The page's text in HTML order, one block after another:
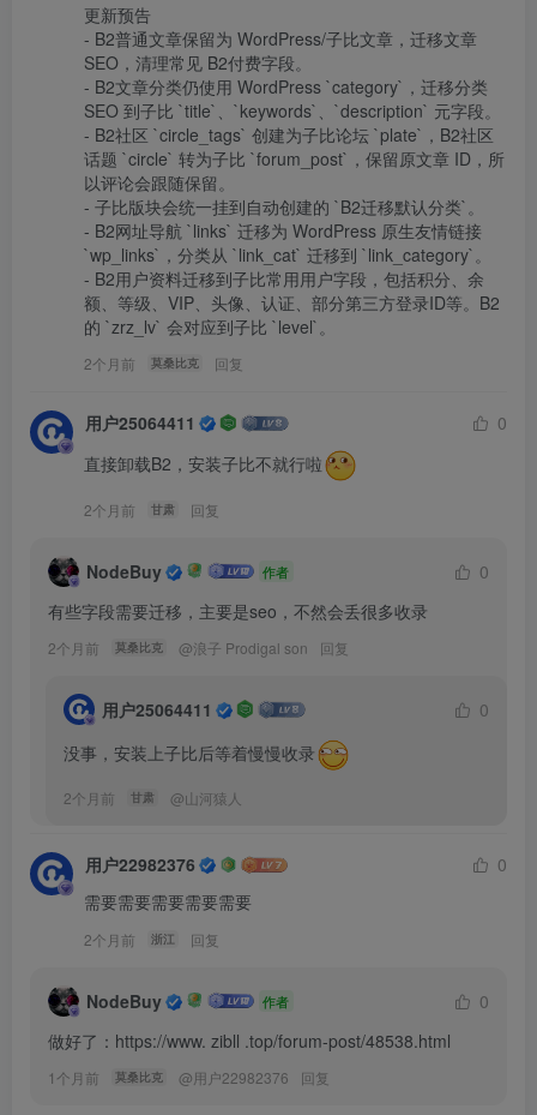
更新预告
- B2普通文章保留为 WordPress/子比文章，迁移文章
SEO，清理常见 B2付费字段。
- B2文章分类仍使用 WordPress `category`，迁移分类
SEO 到子比 `title`、`keywords`、`description` 元字段。
- B2社区 `circle_tags` 创建为子比论坛 `plate`，B2社区
话题 `circle` 转为子比 `forum_post`，保留原文章 ID，所
以评论会跟随保留。
- 子比版块会统一挂到自动创建的 `B2迁移默认分类`。
- B2网址导航 `links` 迁移为 WordPress 原生友情链接
`wp_links`，分类从 `link_cat` 迁移到 `link_category`。
- B2用户资料迁移到子比常用用户字段，包括积分、余
额、等级、VIP、头像、认证、部分第三方登录ID等。B2
的 `zrz_lv` 会对应到子比 `level`。
2个月前 莫桑比克 回复
用户25064411
0
直接卸载B2，安装子比不就行啦
2个月前 甘肃 回复
NodeBuy 作者
0
有些字段需要迁移，主要是seo，不然会丢很多收录
2个月前 莫桑比克 @浪子 Prodigal son 回复
用户25064411
0
没事，安装上子比后等着慢慢收录
2个月前 甘肃 @山河猿人
用户22982376
0
需要需要需要需要需要
2个月前 浙江 回复
NodeBuy 作者
0
做好了：https://www. zibll .top/forum-post/48538.html
1个月前 莫桑比克 @用户22982376 回复